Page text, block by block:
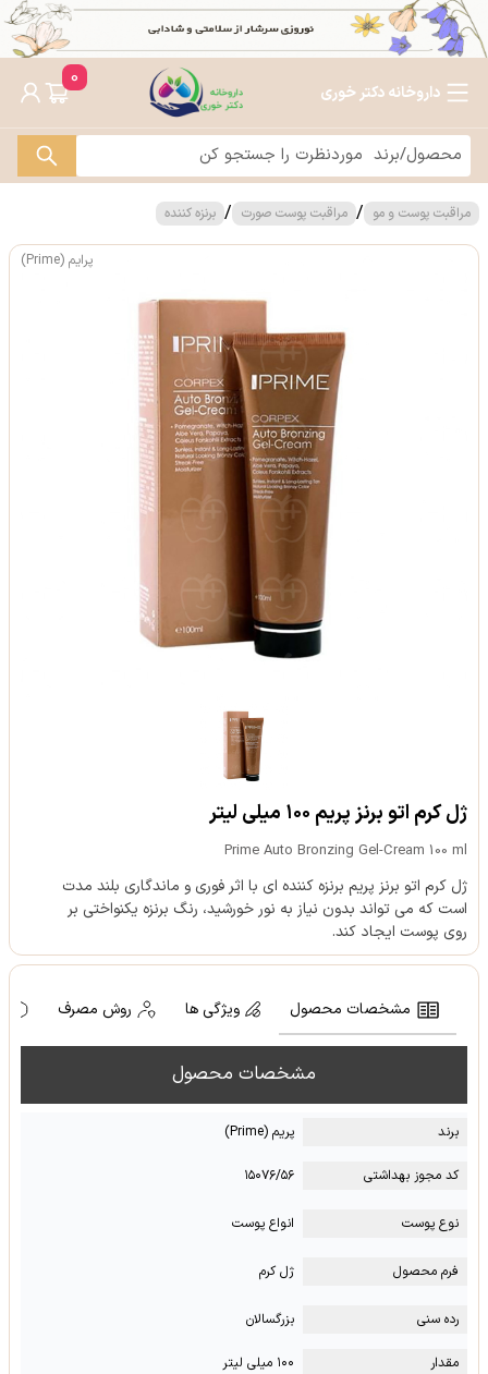
داروخانه دکتر خوری
0
مراقبت پوست و مو / مراقبت پوست صورت / برنزه کننده
پرایم (Prime)
ژل کرم اتو برنز پریم ۱۰۰ میلی لیتر
Prime Auto Bronzing Gel-Cream 100 ml
ژل کرم اتو برنز پریم برنزه کننده ای با اثر فوری و ماندگاری بلند مدت
است که می تواند بدون نیاز به نور خورشید، رنگ برنزه یکنواختی بر
روی پوست ایجاد کند.
مشخصات محصول ویژگی ها روش مصرف
مشخصات محصول
برند پریم (Prime)
کد مجوز بهداشتی ۱۵۰۷۶/۵۶
نوع پوست انواع پوست
فرم محصول ژل کرم
رده سنی بزرگسالان
مقدار
۱۰۰ میلی لیتر